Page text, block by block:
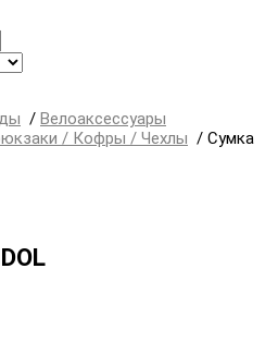
/ Велоаксессуары
/ Кофры / Чехлы / Сумка